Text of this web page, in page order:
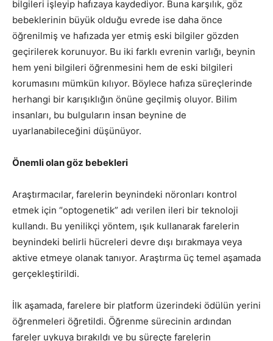
bilgileri işleyip hafızaya kaydediyor. Buna karşılık, göz
bebeklerinin büyük olduğu evrede ise daha önce
öğrenilmiş ve hafızada yer etmiş eski bilgiler gözden
geçirilerek korunuyor. Bu iki farklı evrenin varlığı, beynin
hem yeni bilgileri öğrenmesini hem de eski bilgileri
korumasını mümkün kılıyor. Böylece hafıza süreçlerinde
herhangi bir karışıklığın önüne geçilmiş oluyor. Bilim
insanları, bu bulguların insan beynine de
uyarlanabileceğini düşünüyor.
Önemli olan göz bebekleri
Araştırmacılar, farelerin beynindeki nöronları kontrol
etmek için “optogenetik” adı verilen ileri bir teknoloji
kullandı. Bu yenilikçi yöntem, ışık kullanarak farelerin
beynindeki belirli hücreleri devre dışı bırakmaya veya
aktive etmeye olanak tanıyor. Araştırma üç temel aşamada
gerçekleştirildi.
İlk aşamada, farelere bir platform üzerindeki ödülün yerini
öğrenmeleri öğretildi. Öğrenme sürecinin ardından
fareler uykuya bırakıldı ve bu süreçte farelerin